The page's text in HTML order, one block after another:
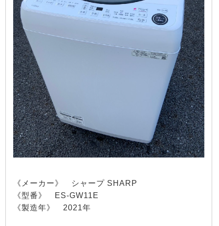
《メーカー》 シャープ SHARP
《型番》 ES-GW11E
《製造年》 2021年